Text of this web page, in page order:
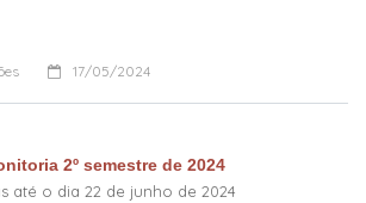
17/05/2024
2º semestre de 2024
até o dia 22 de junho de 2024